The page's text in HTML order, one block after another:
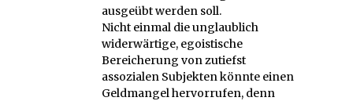
ausgeübt werden soll.
Nicht einmal die unglaublich
widerwärtige, egoistische
Bereicherung von zutiefst
assozialen Subjekten könnte einen
Geldmangel hervorrufen, denn